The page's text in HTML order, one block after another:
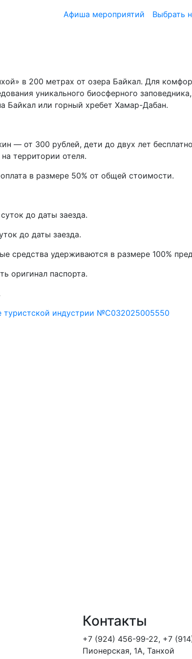
Афиша мероприятий Выбрать
в 200 метрах от озера Байкал. Для
уникального биосферного
или горный хребет Хамар-Дабан.
— от 300 рублей, дети до двух лет
территории отеля.
в размере 50% от общей стоимости.
до даты заезда.
до даты заезда.
средства удерживаются в размере 100%
оригинал паспорта.
туристской индустрии №С032025005550
Контакты
+7 (924) 456-99-22, +7
Пионерская, 1А, Танхой